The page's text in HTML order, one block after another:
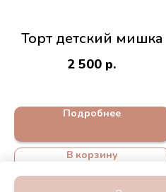
Торт детский мишка
2 500 р.
Подробнее
В корзину